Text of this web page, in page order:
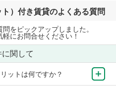
）付き賃貸のよくある質問
をピックアップしました。
にお問合せください！
関して
ットは何ですか？